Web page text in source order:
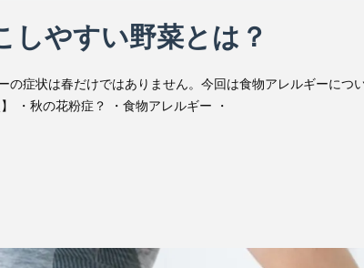
しやすい野菜とは？
症状は春だけではありません。今回は食物アレルギーにつ
・秋の花粉症？ ・食物アレルギー ・